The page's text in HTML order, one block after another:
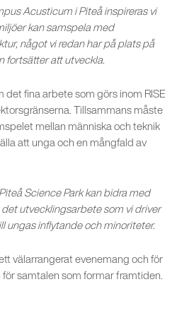
Acusticum i Piteå inspireras vi
kan samspela med
något vi redan har på plats på
fortsätter att utveckla.
det fina arbete som görs inom RISE
Tillsammans måste
mellan människa och teknik
att unga och en mångfald av
Science Park kan bidra med
det utvecklingsarbete som vi driver
ungas inflytande och minoriteter.
välarrangerat evenemang och för
samtalen som formar framtiden.